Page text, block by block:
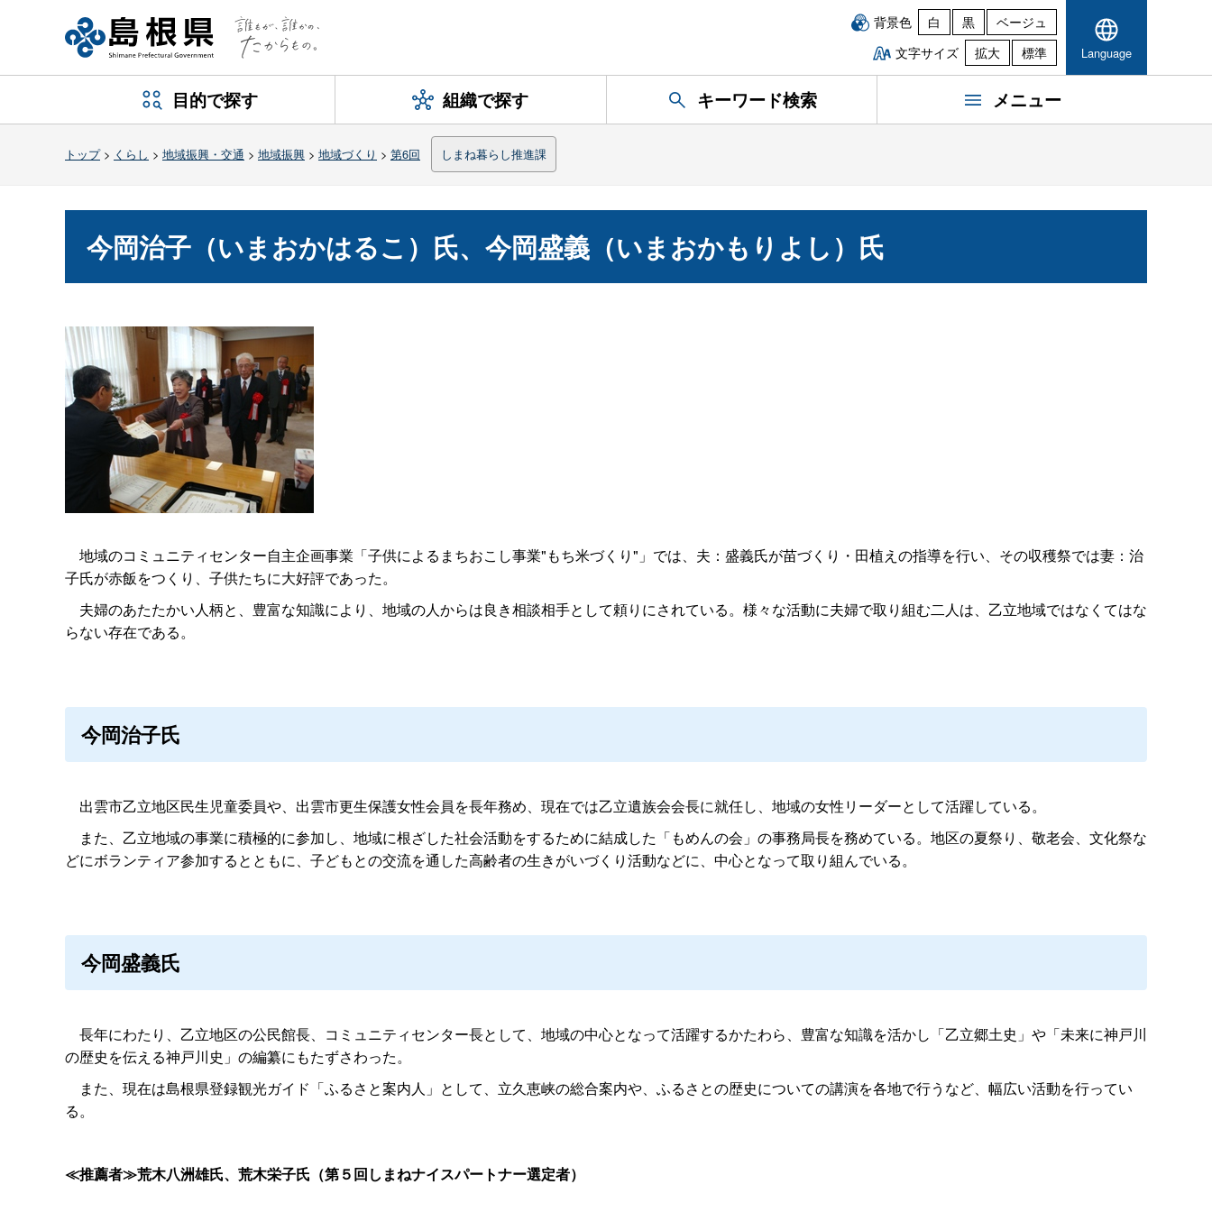
背景色 白 黒
ベージュ
文字サイズ
拡大 標準 Language
目的で探す 組織で探す キーワード検索 メニュー
トップ> くらし > 地域振興・交通 > 地域振興 > 地域づくり > 第6回 しまね暮らし推進課
今岡治子（いまおかはるこ）氏、今岡盛義（いまおかもりよし）氏
地域のコミュニティセンター自主企画事業「子供によるまちおこし事業"もち米づくり"」では、夫：盛義氏が苗づくり・田植えの指導を行い、その収穫祭では妻：治
子氏が赤飯をつくり、子供たちに大好評であった。
夫婦のあたたかい人柄と、豊富な知識により、地域の人からは良き相談相手として頼りにされている。様々な活動に夫婦で取り組む二人は、乙立地域ではなくてはな
らない存在である。
今岡治子氏
出雲市乙立地区民生児童委員や、出雲市更生保護女性会員を長年務め、現在では乙立遺族会会長に就任し、地域の女性リーダーとして活躍している。
また、乙立地域の事業に積極的に参加し、地域に根ざした社会活動をするために結成した「もめんの会」の事務局長を務めている。地区の夏祭り、敬老会、文化祭な
どにボランティア参加するとともに、子どもとの交流を通した高齢者の生きがいづくり活動などに、中心となって取り組んでいる。
今岡盛義氏
長年にわたり、乙立地区の公民館長、コミュニティセンター長として、地域の中心となって活躍するかたわら、豊富な知識を活かし「乙立郷土史」や「未来に神戸川
の歴史を伝える神戸川史」の編纂にもたずさわった。
また、現在は島根県登録観光ガイド「ふるさと案内人」として、立久恵峡の総合案内や、ふるさとの歴史についての講演を各地で行うなど、幅広い活動を行ってい
る。
≪推薦者≫荒木八洲雄氏、荒木栄子氏（第５回しまねナイスパートナー選定者）